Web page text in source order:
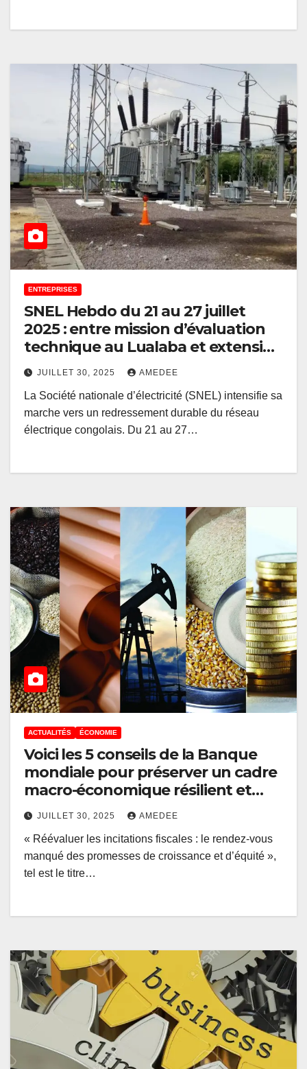
ENTREPRISES
SNEL Hebdo du 21 au 27 juillet
2025 : entre mission d’évaluation
technique au Lualaba et extension
du réseau électrique à Kimpoko
JUILLET 30, 2025 AMEDEE
La Société nationale d’électricité (SNEL) intensifie sa
marche vers un redressement durable du réseau
électrique congolais. Du 21 au 27…
ACTUALITÉS ÉCONOMIE
Voici les 5 conseils de la Banque
mondiale pour préserver un cadre
macro-économique résilient et
crédible en RDC
JUILLET 30, 2025 AMEDEE
« Réévaluer les incitations fiscales : le rendez-vous
manqué des promesses de croissance et d’équité »,
tel est le titre…